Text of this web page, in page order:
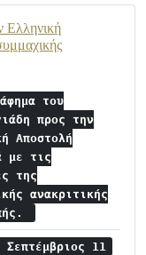
Ελληνική
του
προς την
Αποστολή
με τις
της
ανακριτικής
Σεπτέμβριος 11